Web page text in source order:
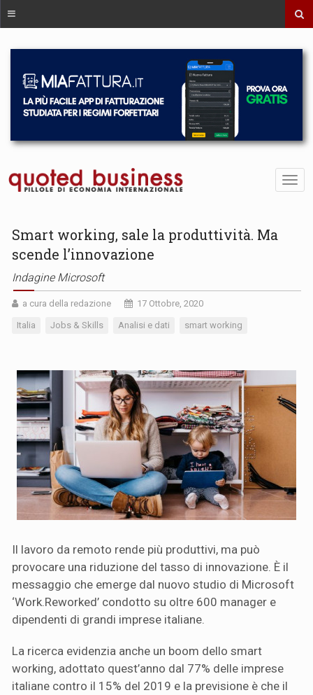
Smart working, sale la produttività. Ma
scende l’innovazione
Indagine Microsoft
a cura della redazione 17 Ottobre, 2020
Italia Jobs & Skills Analisi e dati smart working
Il lavoro da remoto rende più produttivi, ma può
provocare una riduzione del tasso di innovazione. È il
messaggio che emerge dal nuovo studio di Microsoft
‘Work.Reworked’ condotto su oltre 600 manager e
dipendenti di grandi imprese italiane.
La ricerca evidenzia anche un boom dello smart
working, adottato quest’anno dal 77% delle imprese
italiane contro il 15% del 2019 e la previsione è che il